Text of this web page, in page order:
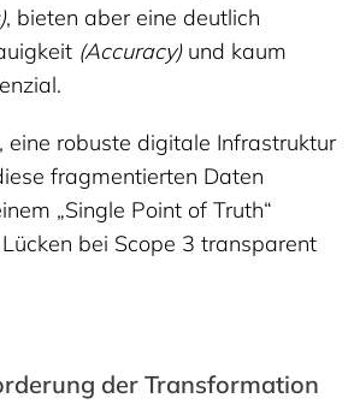
, bieten aber eine deutlich
(Accuracy) und kaum
eine robuste digitale Infrastruktur
fragmentierten Daten
„Single Point of Truth“
bei Scope 3 transparent
der Transformation